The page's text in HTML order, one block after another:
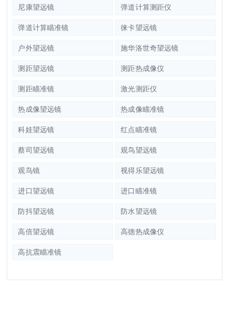
尼康望远镜 弹道计算测距仪
弹道计算瞄准镜 徕卡望远镜
户外望远镜 施华洛世奇望远镜
测距望远镜 测距热成像仪
测距瞄准镜 激光测距仪
热成像望远镜 热成像瞄准镜
科娃望远镜 红点瞄准镜
蔡司望远镜 观鸟望远镜
观鸟镜 视得乐望远镜
进口望远镜 进口瞄准镜
防抖望远镜 防水望远镜
高倍望远镜 高德热成像仪
高抗震瞄准镜